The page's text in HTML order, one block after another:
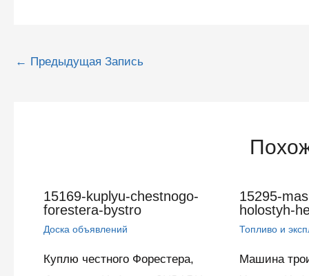
Навигация
← Предыдущая Запись
15169-kuplyu-chestnogo-
forestera-bystro
Доска объявлений
Куплю честного Форестера,
15295-
holostyh-
Топливо и
Машина